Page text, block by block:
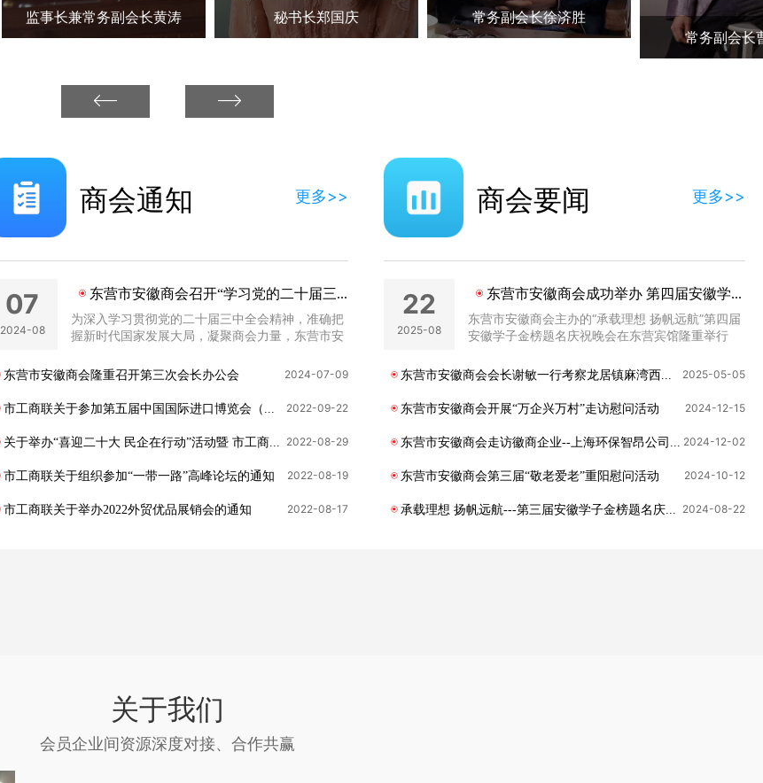
监事长兼常务副会长黄涛 秘书长郑国庆
常务副会长徐济胜
常务副会长
商会通知 更多>>
2024-08
07
为深入学习贯彻党的二十届三中全会精神，准确把
握新时代国家发展大局，凝聚商会力量，东营市安
了“学习党的二十届三中全会精神”专题会议。此次
会议旨在通过集体学习与交流，将全会精神转化为
商会发展的强大动力，促进会员企业在新时代背景
下实现高质量发展。 会议由党支部书记卞凤义同志
主持，参会的有商会会长谢敏、监事长黄涛、秘书
长郑国庆、常务副会长徐济胜、副会长杨茂来、副
会长王陆、副会长艾朝阳及秘书处工作人员。 卞凤
义书记做了简单的会前动员发言，强调学习党的二
十届三中全会精神的重要性，要求大家认真听取报
告，深究会议精髓，秘书处副秘书长刘翔宣读“中共
步全面深化改革，坚定走好高质量发展之路，结合
商会发展的实际情况，明确指出依法办会、从严治
会，坚持守正创新、坚持以保障会员的根本利益为
出发点，严格执行党的方针和政策，紧密加强与政
2024-07-09
东营市安徽商会隆重召开第三次会长办公会
2022-09-22
2022-08-29
2022-08-19
市工商联关于组织参加“一带一路”高峰论坛的通知
2022-08-17
市工商联关于举办2022外贸优品展销会的通知
商会要闻 更多>>
2025-08
22
东营市安徽商会主办的“承载理想 扬帆远航”第四届
安徽学子金榜题名庆祝晚会在东营宾馆隆重举行
2025-05-05
2024-12-15
东营市安徽商会开展“万企兴万村”走访慰问活动
2024-12-02
2024-10-12
东营市安徽商会第三届“敬老爱老”重阳慰问活动
2024-08-22
关于我们
会员企业间资源深度对接、合作共赢